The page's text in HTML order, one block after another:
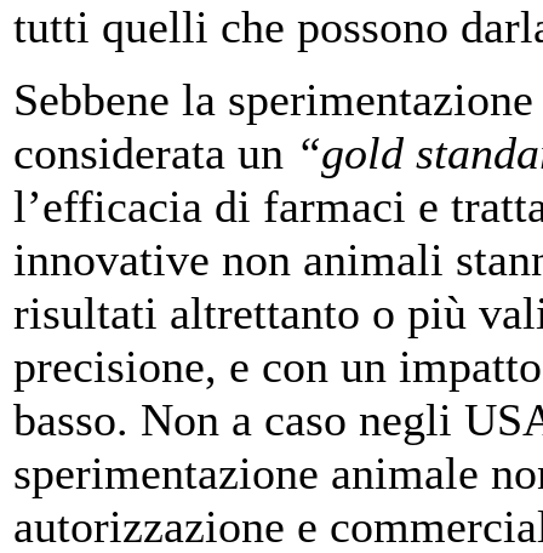
tutti quelli che possono
Sebbene la
considerata un “gold
l’efficacia di farmaci e
innovative non animali
risultati altrettanto o più
precisione, e con un
basso. Non a caso negli
sperimentazione animale
autorizzazione e